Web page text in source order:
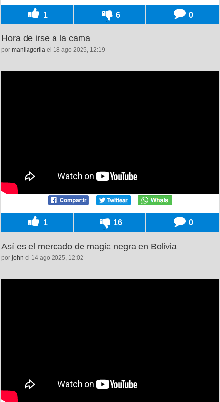
1 6 0
Hora de irse a la cama
por manilagorila el 18 ago 2025, 12:19
1 16 0
Así es el mercado de magia negra en Bolivia
por john el 14 ago 2025, 12:02